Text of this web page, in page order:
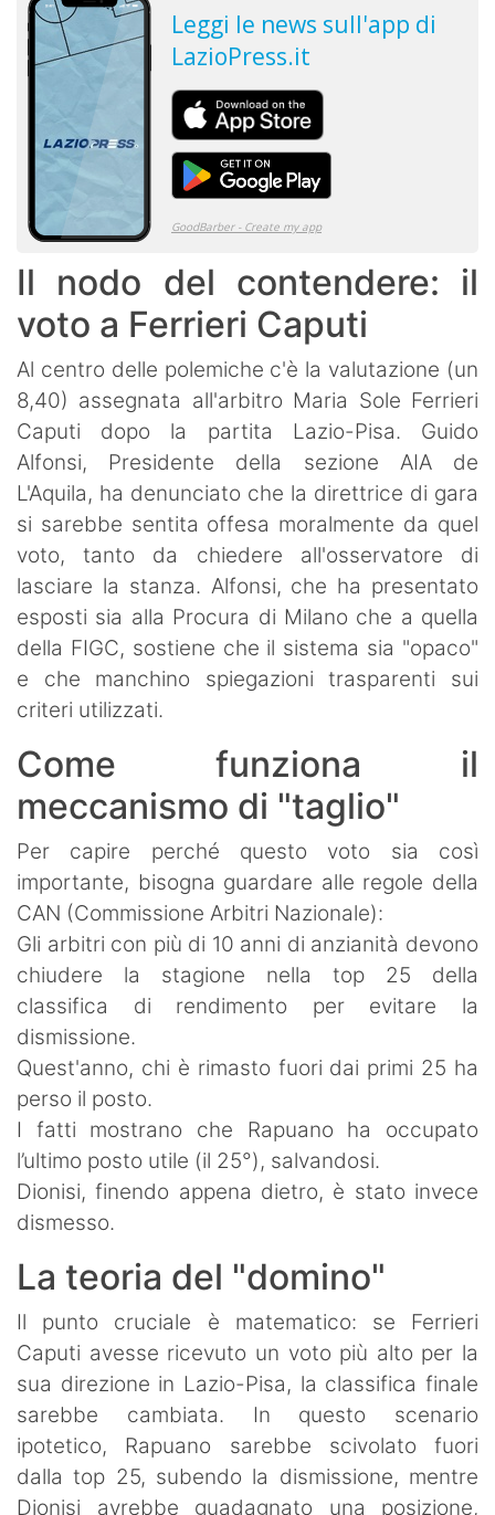
Il nodo del contendere: il
voto a Ferrieri Caputi
Al centro delle polemiche c'è la valutazione (un
8,40) assegnata all'arbitro Maria Sole Ferrieri
Caputi dopo la partita Lazio-Pisa. Guido
Alfonsi, Presidente della sezione AIA de
L'Aquila, ha denunciato che la direttrice di gara
si sarebbe sentita offesa moralmente da quel
voto, tanto da chiedere all'osservatore di
lasciare la stanza. Alfonsi, che ha presentato
esposti sia alla Procura di Milano che a quella
della FIGC, sostiene che il sistema sia "opaco"
e che manchino spiegazioni trasparenti sui
criteri utilizzati.
Come funziona il
meccanismo di "taglio"
Per capire perché questo voto sia così
importante, bisogna guardare alle regole della
CAN (Commissione Arbitri Nazionale):
Gli arbitri con più di 10 anni di anzianità devono
chiudere la stagione nella top 25 della
classifica di rendimento per evitare la
dismissione.
Quest'anno, chi è rimasto fuori dai primi 25 ha
perso il posto.
I fatti mostrano che Rapuano ha occupato
l’ultimo posto utile (il 25°), salvandosi.
Dionisi, finendo appena dietro, è stato invece
dismesso.
La teoria del "domino"
Il punto cruciale è matematico: se Ferrieri
Caputi avesse ricevuto un voto più alto per la
sua direzione in Lazio-Pisa, la classifica finale
sarebbe cambiata. In questo scenario
ipotetico, Rapuano sarebbe scivolato fuori
dalla top 25, subendo la dismissione, mentre
Dionisi avrebbe guadagnato una posizione,